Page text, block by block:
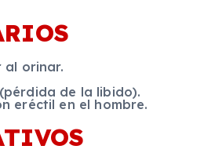
al orinar.
de la libido).
eréctil en el hombre.